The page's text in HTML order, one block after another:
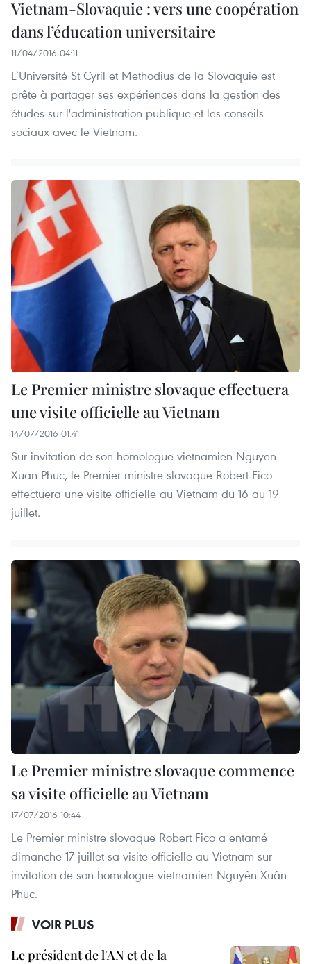
Vietnam-Slovaquie : vers une coopération
dans l’éducation universitaire
11/04/2016 04:11
L’Université St Cyril et Methodius de la Slovaquie est
prête à partager ses expériences dans la gestion des
études sur l'administration publique et les conseils
sociaux avec le Vietnam.
Le Premier ministre slovaque effectuera
une visite officielle au Vietnam
14/07/2016 01:41
Sur invitation de son homologue vietnamien Nguyen
Xuan Phuc, le Premier ministre slovaque Robert Fico
effectuera une visite officielle au Vietnam du 16 au 19
juillet.
Le Premier ministre slovaque commence
sa visite officielle au Vietnam
17/07/2016 10:44
Le Premier ministre slovaque Robert Fico a entamé
dimanche 17 juillet sa visite officielle au Vietnam sur
invitation de son homologue vietnamien Nguyên Xuân
Phuc.
VOIR PLUS
Le président de l'AN et de la